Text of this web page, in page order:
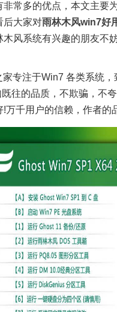
非常多的优点，本文主要
后大家对雨林木风win7好
木风系统有兴趣的朋友不
注于Win7 各类系统，
往的品质，不欺骗，不
万千用户的信赖，作者的